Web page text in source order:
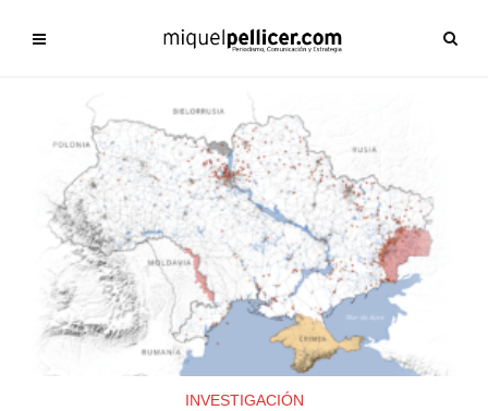
INVESTIGACIÓN